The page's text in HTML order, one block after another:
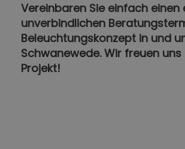
Vereinbaren Sie einfach einen
unverbindlichen
Beleuchtungskonzept in und
Schwanewede. Wir freuen
Projekt!